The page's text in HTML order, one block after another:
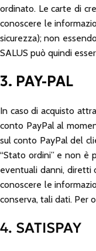
ordinato. Le carte di
conoscere le
sicurezza); non
SALUS può quindi
3. PAY-PAL
In caso di acquisto
conto PayPal al
sul conto PayPal del
“Stato ordini” e non è
eventuali danni, diretti
conoscere le
conserva, tali dati. Per
4. SATISPAY